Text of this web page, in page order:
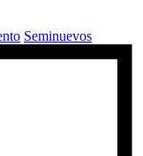
Seminuevos